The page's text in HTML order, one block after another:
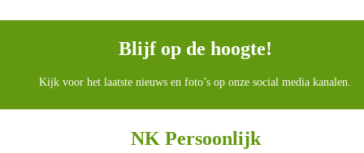
Blijf op de hoogte!
Kijk voor het laatste nieuws en foto’s op onze social media kanalen.
NK Persoonlijk